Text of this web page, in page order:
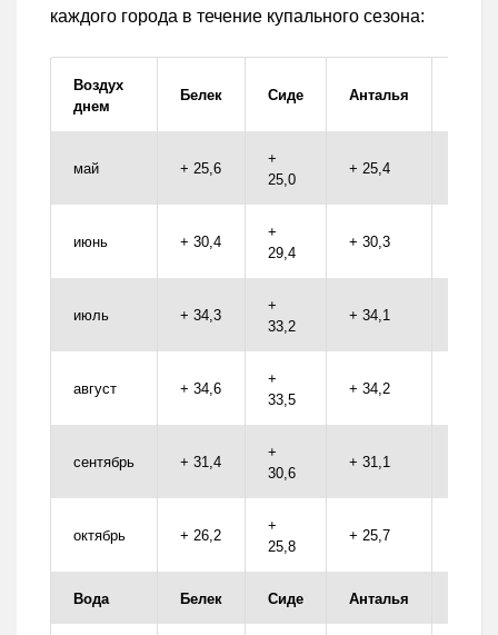
каждого города в течение купального сезона:
Воздух
днем
Белек Сиде Анталья
май + 25,6
+
25,0
+ 25,4
июнь + 30,4
+
29,4
+ 30,3
июль + 34,3
+
33,2
+ 34,1
август + 34,6
+
33,5
+ 34,2
сентябрь + 31,4
+
30,6
+ 31,1
октябрь + 26,2
+
25,8
+ 25,7
Вода Белек Сиде Анталья